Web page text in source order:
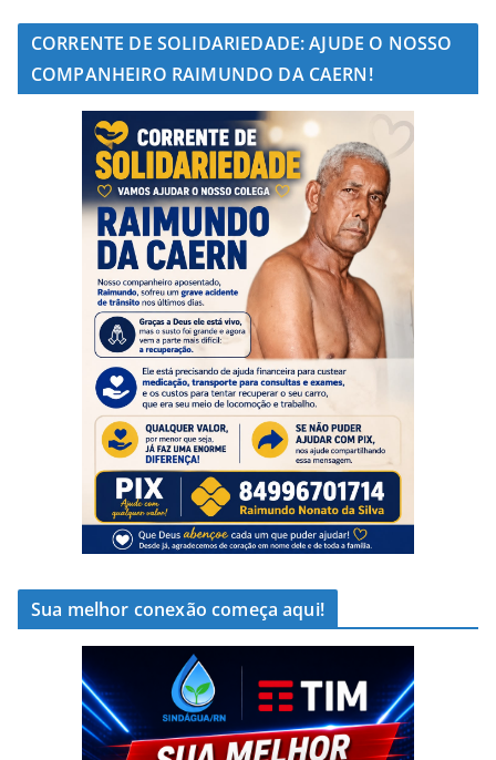
CORRENTE DE SOLIDARIEDADE: AJUDE O NOSSO
COMPANHEIRO RAIMUNDO DA CAERN!
Sua melhor conexão começa aqui!